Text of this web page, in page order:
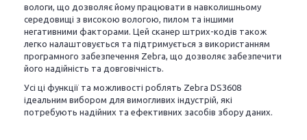
вологи, що дозволяє йому працювати в навколишньому
середовищі з високою вологою, пилом та іншими
негативними факторами. Цей сканер штрих-кодів також
легко налаштовується та підтримується з використанням
програмного забезпечення Zebra, що дозволяє забезпечити
його надійність та довговічність.
Усі ці функції та можливості роблять Zebra DS3608
ідеальним вибором для вимогливих індустрій, які
потребують надійних та ефективних засобів збору даних.